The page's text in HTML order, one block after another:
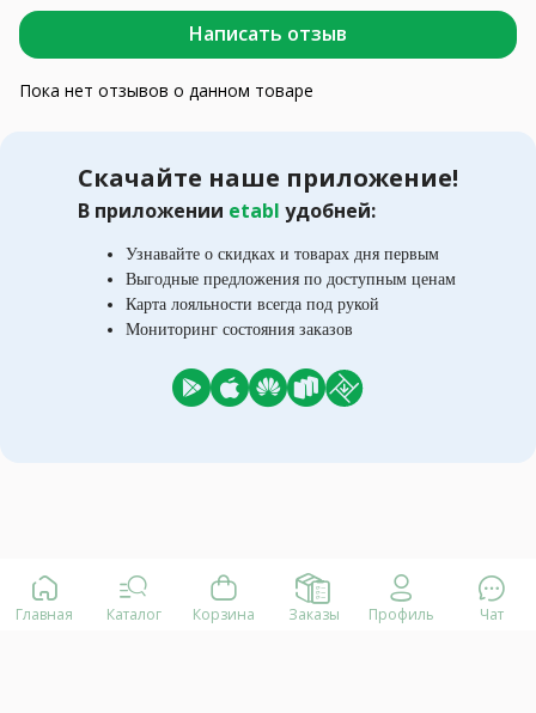
Написать отзыв
Пока нет отзывов о данном товаре
Скачайте наше приложение!
В приложении etabl удобней:
Узнавайте о скидках и товарах дня первым
Выгодные предложения по доступным ценам
Карта лояльности всегда под рукой
Мониторинг состояния заказов
Главная Каталог Корзина Заказы Профиль Чат